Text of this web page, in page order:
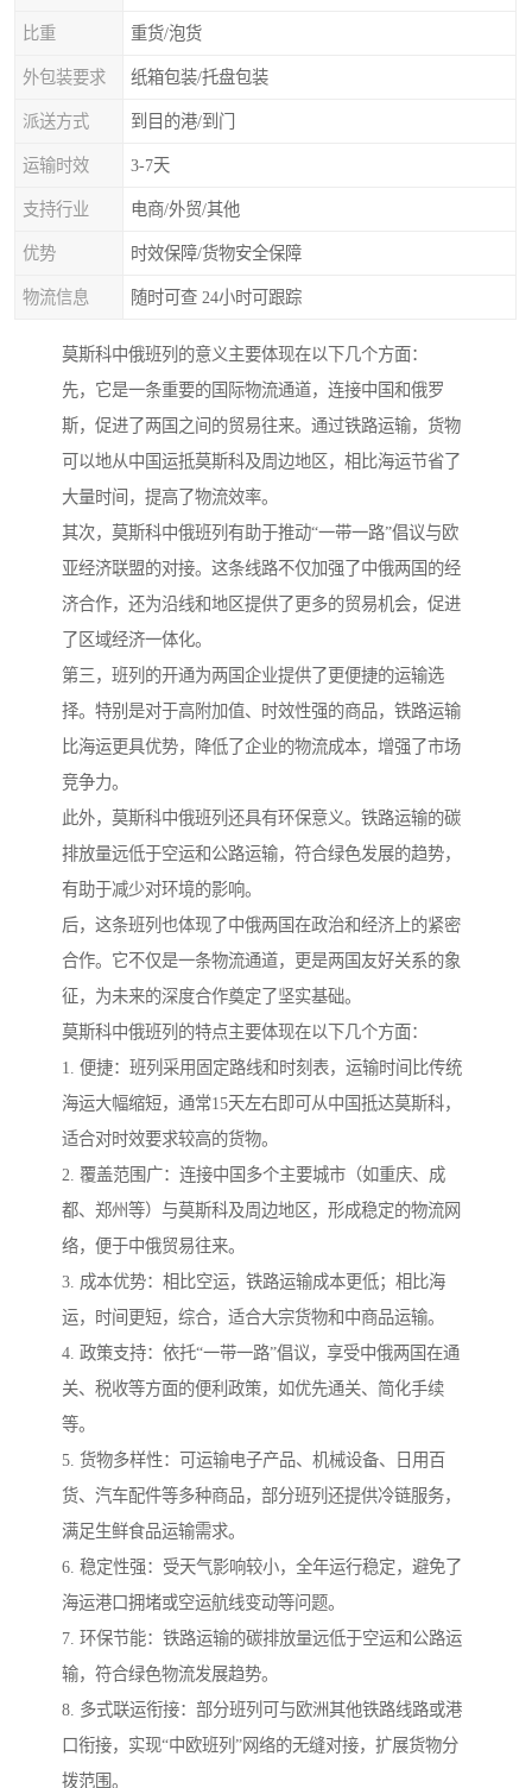
比重 重货/泡货
外包装要求 纸箱包装/托盘包装
派送方式 到目的港/到门
运输时效 3-7天
支持行业 电商/外贸/其他
优势 时效保障/货物安全保障
物流信息 随时可查 24小时可跟踪
莫斯科中俄班列的意义主要体现在以下几个方面：
先，它是一条重要的国际物流通道，连接中国和俄罗
斯，促进了两国之间的贸易往来。通过铁路运输，货物
可以地从中国运抵莫斯科及周边地区，相比海运节省了
大量时间，提高了物流效率。
其次，莫斯科中俄班列有助于推动“一带一路”倡议与欧
亚经济联盟的对接。这条线路不仅加强了中俄两国的经
济合作，还为沿线和地区提供了更多的贸易机会，促进
了区域经济一体化。
第三，班列的开通为两国企业提供了更便捷的运输选
择。特别是对于高附加值、时效性强的商品，铁路运输
比海运更具优势，降低了企业的物流成本，增强了市场
竞争力。
此外，莫斯科中俄班列还具有环保意义。铁路运输的碳
排放量远低于空运和公路运输，符合绿色发展的趋势，
有助于减少对环境的影响。
后，这条班列也体现了中俄两国在政治和经济上的紧密
合作。它不仅是一条物流通道，更是两国友好关系的象
征，为未来的深度合作奠定了坚实基础。
莫斯科中俄班列的特点主要体现在以下几个方面：
1. 便捷：班列采用固定路线和时刻表，运输时间比传统
海运大幅缩短，通常15天左右即可从中国抵达莫斯科，
适合对时效要求较高的货物。
2. 覆盖范围广：连接中国多个主要城市（如重庆、成
都、郑州等）与莫斯科及周边地区，形成稳定的物流网
络，便于中俄贸易往来。
3. 成本优势：相比空运，铁路运输成本更低；相比海
运，时间更短，综合，适合大宗货物和中商品运输。
4. 政策支持：依托“一带一路”倡议，享受中俄两国在通
关、税收等方面的便利政策，如优先通关、简化手续
等。
5. 货物多样性：可运输电子产品、机械设备、日用百
货、汽车配件等多种商品，部分班列还提供冷链服务，
满足生鲜食品运输需求。
6. 稳定性强：受天气影响较小，全年运行稳定，避免了
海运港口拥堵或空运航线变动等问题。
7. 环保节能：铁路运输的碳排放量远低于空运和公路运
输，符合绿色物流发展趋势。
8. 多式联运衔接：部分班列可与欧洲其他铁路线路或港
口衔接，实现“中欧班列”网络的无缝对接，扩展货物分
拨范围。